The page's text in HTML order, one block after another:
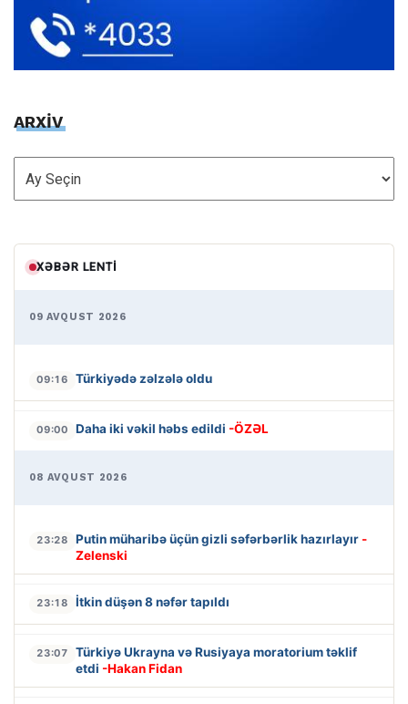
ARXİV
ARXİV
XƏBƏR LENTI
09 AVQUST 2026
09:16 Türkiyədə zəlzələ oldu
09:00 Daha iki vəkil həbs edildi -ÖZƏL
08 AVQUST 2026
23:28 Putin müharibə üçün gizli səfərbərlik hazırlayır -
Zelenski
23:18 İtkin düşən 8 nəfər tapıldı
23:07
Türkiyə Ukrayna və Rusiyaya moratorium təklif
etdi -Hakan Fidan